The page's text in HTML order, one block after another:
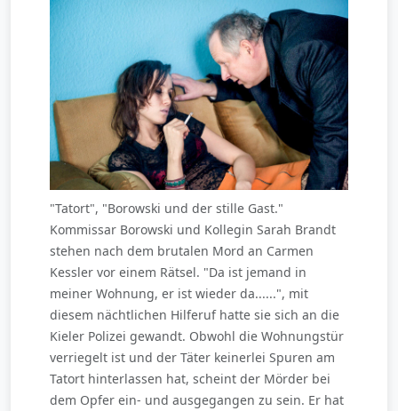
"Tatort", "Borowski und der stille Gast."
Kommissar Borowski und Kollegin Sarah Brandt
stehen nach dem brutalen Mord an Carmen
Kessler vor einem Rätsel. "Da ist jemand in
meiner Wohnung, er ist wieder da......", mit
diesem nächtlichen Hilferuf hatte sie sich an die
Kieler Polizei gewandt. Obwohl die Wohnungstür
verriegelt ist und der Täter keinerlei Spuren am
Tatort hinterlassen hat, scheint der Mörder bei
dem Opfer ein- und ausgegangen zu sein. Er hat